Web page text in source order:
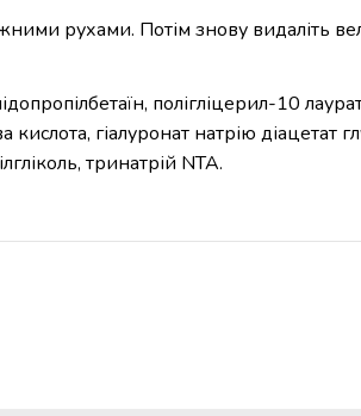
рухами. Потім знову видаліть
полігліцерил-10
гіалуронат натрію діацетат
тринатрій NTA.